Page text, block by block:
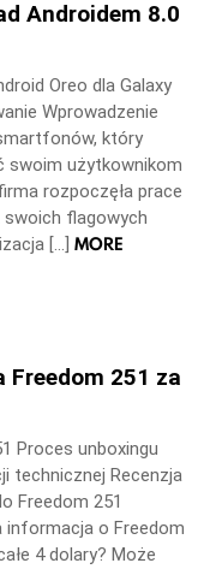
Androidem 8.0
Oreo dla Galaxy
Wprowadzenie
który
swoim użytkownikom
rozpoczęła prace
swoich flagowych
[…] MORE
Freedom 251 za
Proces unboxingu
technicznej Recenzja
Freedom 251
informacja o Freedom
4 dolary? Może